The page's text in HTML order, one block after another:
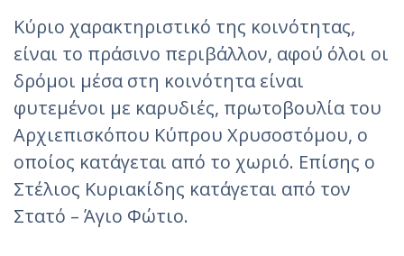
Κύριο χαρακτηριστικό της κοινότητας,
είναι το πράσινο περιβάλλον, αφού όλοι οι
δρόμοι μέσα στη κοινότητα είναι
φυτεμένοι με καρυδιές, πρωτοβουλία του
Αρχιεπισκόπου Κύπρου Χρυσοστόμου, ο
οποίος κατάγεται από το χωριό. Επίσης ο
Στέλιος Κυριακίδης κατάγεται από τον
Στατό – Άγιο Φώτιο.